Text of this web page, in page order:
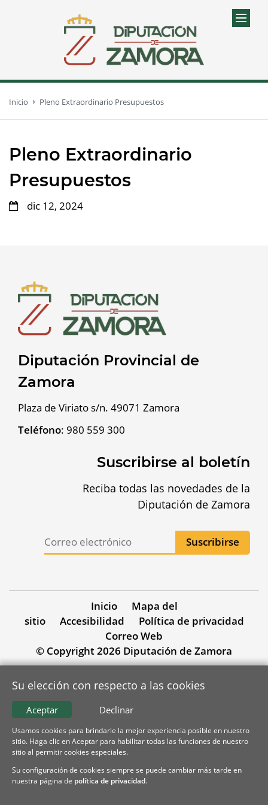
Inicio Pleno Extraordinario Presupuestos
Pleno Extraordinario
Presupuestos
dic 12, 2024
Diputación Provincial de
Zamora
Plaza de Viriato s/n. 49071 Zamora
Teléfono: 980 559 300
Suscribirse al boletín
Reciba todas las novedades de la
Diputación de Zamora
Inicio
Mapa del
sitio
Accesibilidad
Política de privacidad
Correo Web
© Copyright 2026 Diputación de Zamora
Su elección con respecto a las cookies
Declinar
Aceptar
Usamos cookies para brindarle la mejor experiencia posible en nuestro
sitio. Haga clic en Aceptar para habilitar todas las funciones de nuestro
sitio al permitir cookies especiales.
Su configuración de cookies siempre se puede cambiar más tarde en
nuestra página de política de privacidad.